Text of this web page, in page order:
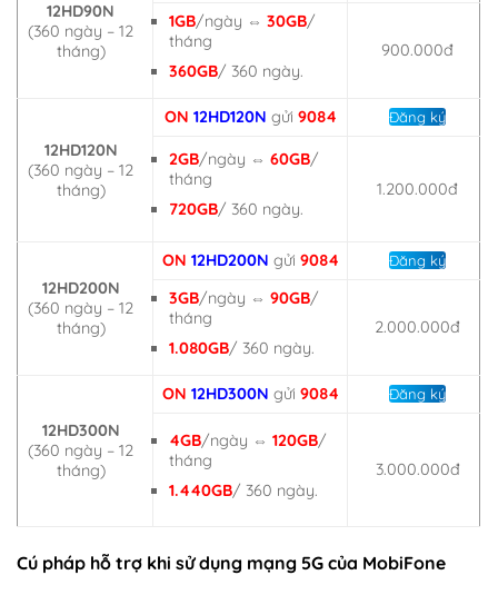
12HD90N
(360 ngày – 12
tháng)
1GB/ngày ⇔30GB/
tháng
360GB/ 360 ngày.
900.000đ
12HD120N
(360 ngày – 12
tháng)
ON 12HD120N gửi 9084 Đăng ký
2GB/ngày ⇔60GB/
tháng
720GB/ 360 ngày.
1.200.000đ
12HD200N
(360 ngày – 12
tháng)
ON 12HD200N gửi 9084 Đăng ký
3GB/ngày ⇔90GB/
tháng
1.080GB/ 360 ngày.
2.000.000đ
12HD300N
(360 ngày – 12
tháng)
ON 12HD300N gửi 9084 Đăng ký
4GB/ngày ⇔120GB/
tháng
1.440GB/ 360 ngày.
3.000.000đ
Cú pháp hỗ trợ khi sử dụng mạng 5G của MobiFone